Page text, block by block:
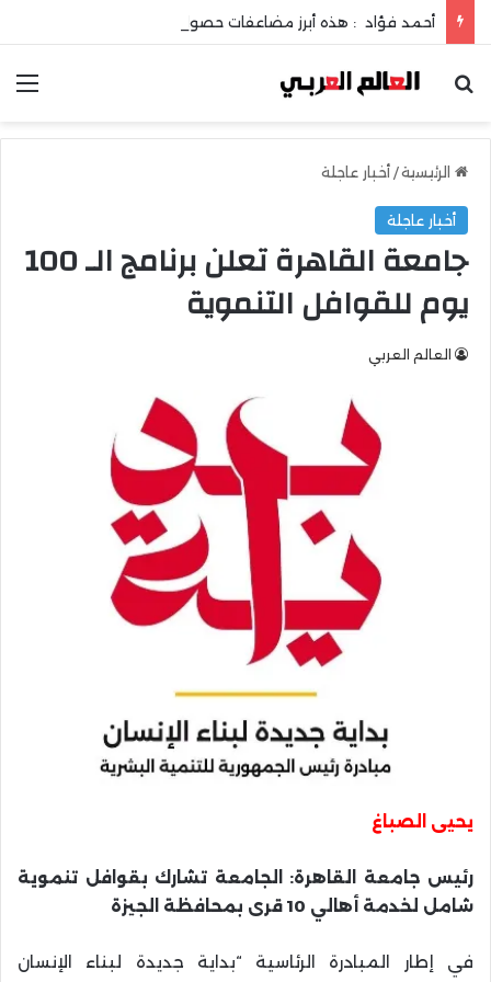
أحمد فؤاد : هذه أبرز مضاعفات حصوات المرارة !
بحث عن
الرئيسية/ أخبار عاجلة
أخبار عاجلة
جامعة القاهرة تعلن برنامج الـ 100
يوم للقوافل التنموية
العالم العربي
يحيى الصباغ
رئيس جامعة القاهرة: الجامعة تشارك بقوافل تنموية
شامل لخدمة أهالي 10 قرى بمحافظة الجيزة
في إطار المبادرة الرئاسية “بداية جديدة لبناء الإنسان